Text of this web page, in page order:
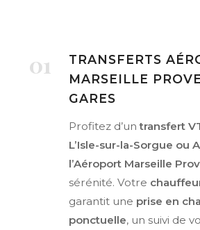
01
TRANSFERTS
MARSEILLE
GARES
Profitez d’untransfert
L’Isle-sur-la-Sorgue ou
l’Aéroport Marseille
sérénité. Votre
garantit une prise en
ponctuelle, un suivi de